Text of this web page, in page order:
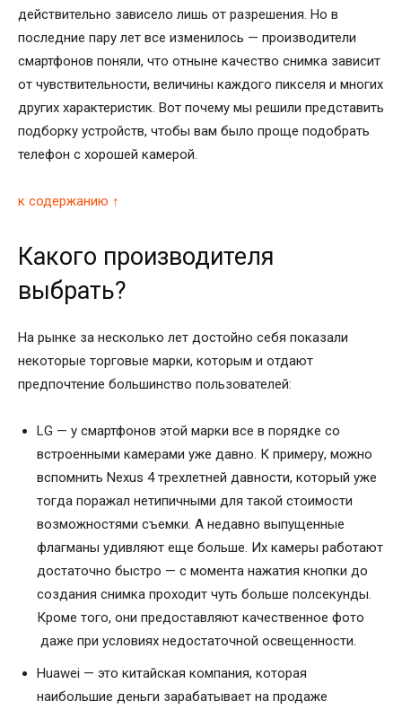
действительно зависело лишь от разрешения. Но в
последние пару лет все изменилось — производители
смартфонов поняли, что отныне качество снимка зависит
от чувствительности, величины каждого пикселя и многих
других характеристик. Вот почему мы решили представить
подборку устройств, чтобы вам было проще подобрать
телефон с хорошей камерой.
к содержанию ↑
Какого производителя
выбрать?
На рынке за несколько лет достойно себя показали
некоторые торговые марки, которым и отдают
предпочтение большинство пользователей:
LG — у смартфонов этой марки все в порядке со
встроенными камерами уже давно. К примеру, можно
вспомнить Nexus 4 трехлетней давности, который уже
тогда поражал нетипичными для такой стоимости
возможностями съемки. А недавно выпущенные
флагманы удивляют еще больше. Их камеры работают
достаточно быстро — с момента нажатия кнопки до
создания снимка проходит чуть больше полсекунды.
Кроме того, они предоставляют качественное фото
даже при условиях недостаточной освещенности.
Huawei — это китайская компания, которая
наибольшие деньги зарабатывает на продаже